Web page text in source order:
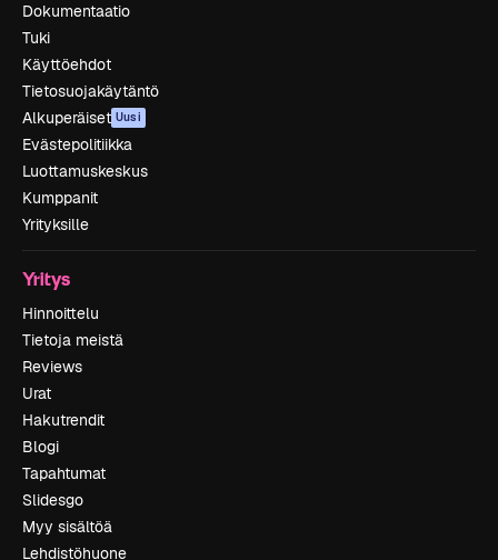
Dokumentaatio
Tuki
Käyttöehdot
Tietosuojakäytäntö
Alkuperäiset Uusi
Evästepolitiikka
Luottamuskeskus
Kumppanit
Yrityksille
Yritys
Hinnoittelu
Tietoja meistä
Reviews
Urat
Hakutrendit
Blogi
Tapahtumat
Slidesgo
Myy sisältöä
Lehdistöhuone